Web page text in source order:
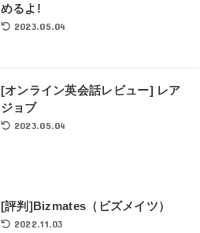
めるよ!
2023.05.04
[オンライン英会話レビュー] レア
ジョブ
2023.05.04
[評判]Bizmates（ビズメイツ）
2022.11.03